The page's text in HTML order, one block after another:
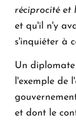
réciprocité et
et qu'il n'y
s'inquiéter à
Un
l'exemple de
et dont le